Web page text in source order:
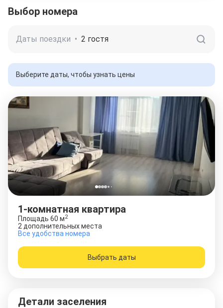
Выбор номера
Даты поездки • 2 гостя
Выберите даты, чтобы узнать цены
1-комнатная квартира
Площадь 60 м2
2 дополнительных места
Все удобства номера
Выбрать даты
Детали заселения